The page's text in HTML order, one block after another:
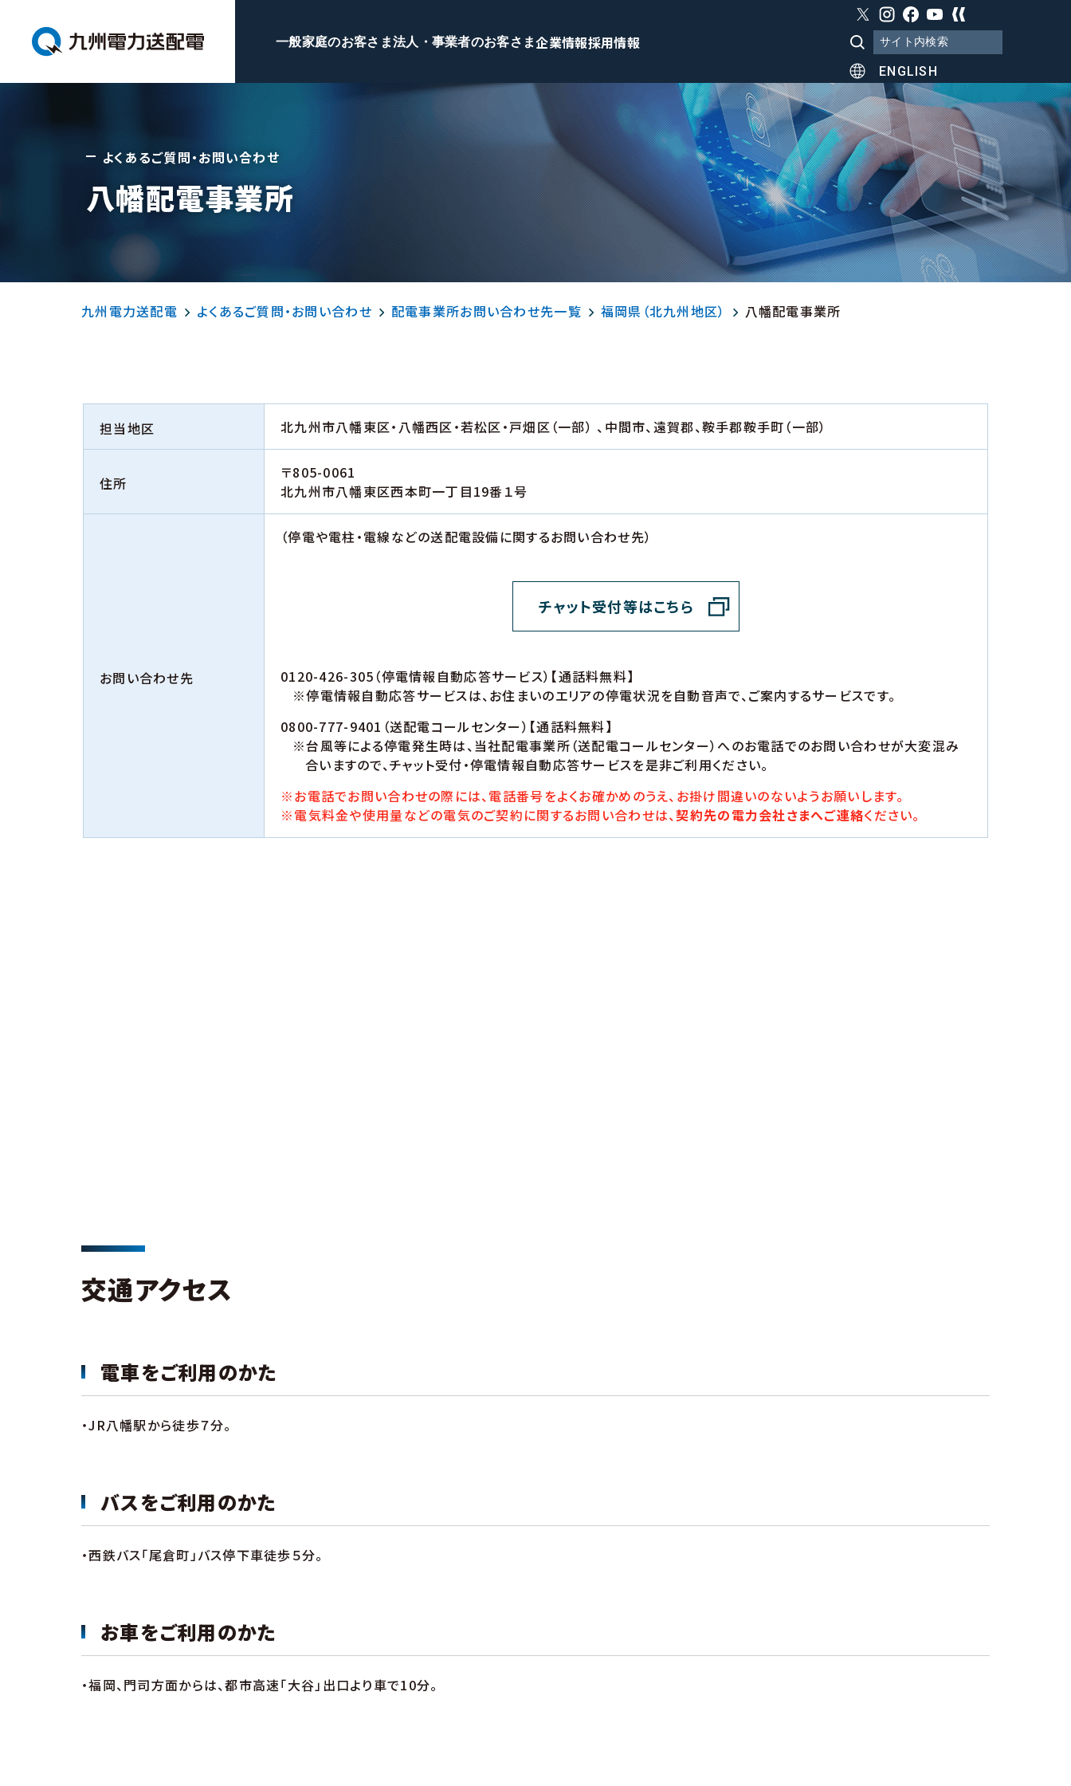
一般家庭のお客さま法人・事業者のお客さま企業情報採用情報
ENGLISH
よくあるご質問・お問い合わせ
八幡配電事業所
九州電力送配電 よくあるご質問・お問い合わせ 配電事業所お問い合わせ先一覧 福岡県（北九州地区） 八幡配電事業所
担当地区 北九州市八幡東区・八幡西区・若松区・戸畑区（一部） 、中間市、遠賀郡、鞍手郡鞍手町（一部）
住所
〒805-0061
北九州市八幡東区西本町一丁目19番１号
お問い合わせ先
（停電や電柱・電線などの送配電設備に関するお問い合わせ先）
チャット受付等はこちら
0120-426-305 （停電情報自動応答サービス）【通話料無料】
※停電情報自動応答サービスは、お住まいのエリアの停電状況を自動音声で、ご案内するサービスです。
0800-777-9401 （送配電コールセンター）【通話料無料】
※台風等による停電発生時は、当社配電事業所（送配電コールセンター）へのお電話でのお問い合わせが大変混み
合いますので、チャット受付・停電情報自動応答サービスを是非ご利用ください。
※お電話でお問い合わせの際には、電話番号をよくお確かめのうえ、お掛け間違いのないようお願いします。
※電気料金や使用量などの電気のご契約に関するお問い合わせは、契約先の電力会社さまへご連絡ください。
交通アクセス
電車をご利用のかた
・JR八幡駅から徒歩７分。
バスをご利用のかた
・西鉄バス「尾倉町」バス停下車徒歩５分。
お車をご利用のかた
・福岡、門司方面からは、都市高速「大谷」出口より車で10分。